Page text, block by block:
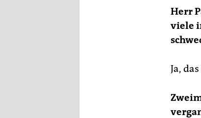
Herr
viele
Ja,